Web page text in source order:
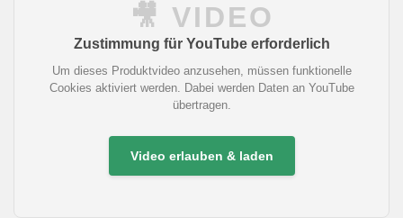
🎥 VIDEO
Zustimmung für YouTube erforderlich
Um dieses Produktvideo anzusehen, müssen funktionelle
Cookies aktiviert werden. Dabei werden Daten an YouTube
übertragen.
Video erlauben & laden